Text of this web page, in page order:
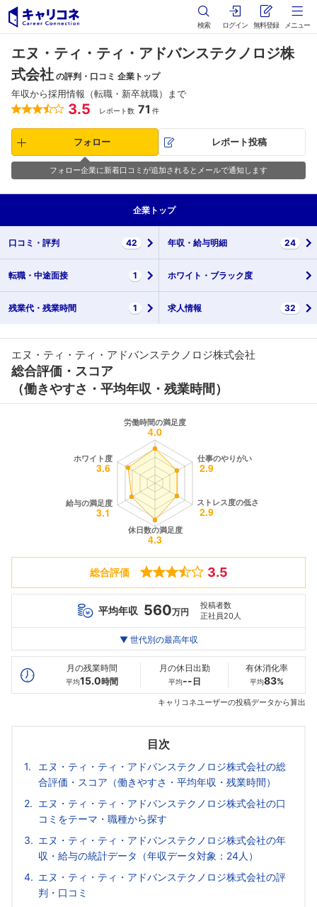
検索 ログイン 無料登録 メニュー
エヌ・ティ・ティ・アドバンステクノロジ株
式会社 の評判・口コミ 企業トップ
年収から採用情報（転職・新卒就職）まで
3.5 レポート数 71 件
フォロー レポート投稿
フォロー企業に新着口コミが追加されるとメールで通知します
企業 トップ
口コミ・ 評判 42 年収・ 給与明細 24
転職・ 中途面接 1 ホワイト・ ブラック度
残業代・ 残業時間 1 求人情報 32
エヌ・ティ・ティ・アドバンステクノロジ株式会社
総合評価・スコア
（働きやすさ・平均年収・残業時間）
総合評価 3.5
平均年収 560万円
投稿者数
正社員20人
最高年収
20代
636万
30代
840万
991万
▼ 世代別の最高年収
月の残業時間
平均15.0時間
月の休日出勤
平均-- 日
有休消化率
平均83%
キャリコネユーザーの投稿データから算出
目次
エヌ・ティ・ティ・アドバンステクノロジ株式会社の総
合評価・スコア（働きやすさ・平均年収・残業時間）
エヌ・ティ・ティ・アドバンステクノロジ株式会社の口
コミをテーマ・職種から探す
エヌ・ティ・ティ・アドバンステクノロジ株式会社の年
収・給与の統計データ（年収データ対象：24人）
エヌ・ティ・ティ・アドバンステクノロジ株式会社の評
判・口コミ